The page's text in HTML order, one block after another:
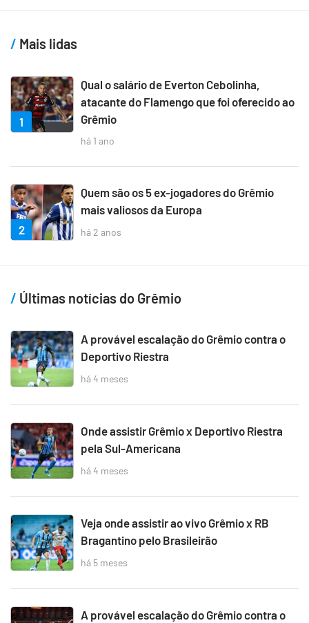
Mais lidas
1
Qual o salário de Everton Cebolinha,
atacante do Flamengo que foi oferecido ao
Grêmio
há 1 ano
2
Quem são os 5 ex-jogadores do Grêmio
mais valiosos da Europa
há 2 anos
Últimas notícias do Grêmio
A provável escalação do Grêmio contra o
Deportivo Riestra
há 4 meses
Onde assistir Grêmio x Deportivo Riestra
pela Sul-Americana
há 4 meses
Veja onde assistir ao vivo Grêmio x RB
Bragantino pelo Brasileirão
há 5 meses
A provável escalação do Grêmio contra o